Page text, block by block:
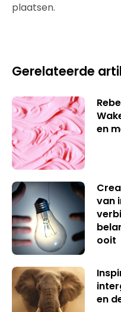
plaatsen.
Gerelateerde
en
van
ooit
en